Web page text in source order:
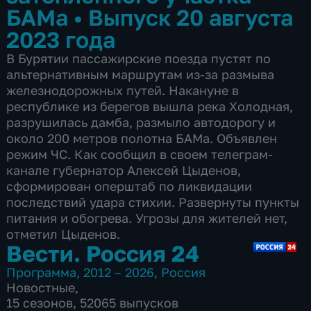
БАМа • Выпуск 20 августа
2023 года
В Бурятии пассажирские поезда пустят по
альтернативным маршрутам из-за размыва
железнодорожных путей. Накануне в
республике из берегов вышла река Холодная,
разрушилась дамба, размыло автодорогу и
около 200 метров полотна БАМа. Объявлен
режим ЧС. Как сообщил в своем телеграм-
канале губернатор Алексей Цыденов,
сформирован оперштаб по ликвидации
последствий удара стихии. Развернуты пункты
питания и обогрева. Угрозы для жителей нет,
отметил Цыденов.
Вести. Россия 24
Программа, 2012 – 2026, Россия
Новостные,
15 сезонов, 52065 выпусков